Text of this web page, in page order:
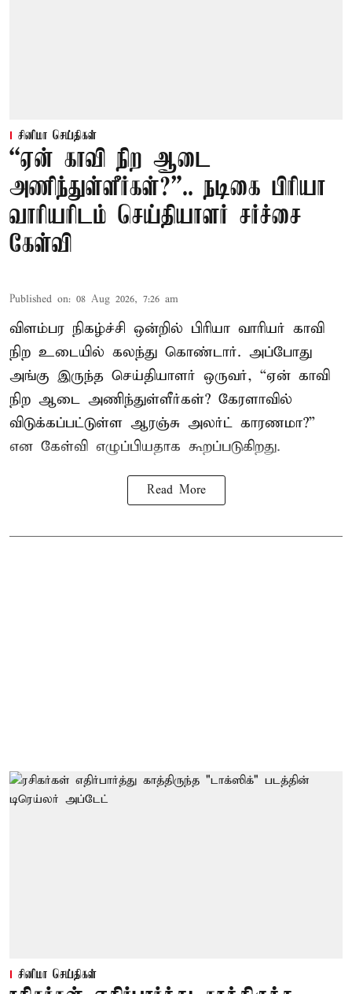
சினிமா செய்திகள்
“ஏன் காவி நிற ஆடை
அணிந்துள்ளீர்கள்?”.. நடிகை பிரியா
வாரியரிடம் செய்தியாளர் சர்ச்சை
கேள்வி
Published on: 08 Aug 2026, 7:26 am
விளம்பர நிகழ்ச்சி ஒன்றில் பிரியா வாரியர் காவி
நிற உடையில் கலந்து கொண்டார். அப்போது
அங்கு இருந்த செய்தியாளர் ஒருவர், “ஏன் காவி
நிற ஆடை அணிந்துள்ளீர்கள்? கேரளாவில்
விடுக்கப்பட்டுள்ள ஆரஞ்சு அலர்ட் காரணமா?”
என கேள்வி எழுப்பியதாக கூறப்படுகிறது.
Read More
சினிமா செய்திகள்